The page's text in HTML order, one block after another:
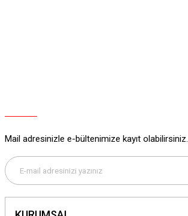
Mail adresinizle e-bültenimize kayıt olabilirsiniz.